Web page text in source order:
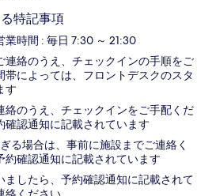
特記事項
時間 : 毎日 7:30 ～ 21:30
連絡のうえ、チェックインの手順をご
帯によっては、フロントデスクのスタ
す
絡のうえ、チェックインをご手配くだ
確認通知に記載されています
る場合は、事前に施設までご連絡く
約確認通知に記載されています
ましたら、予約確認通知に記載されて